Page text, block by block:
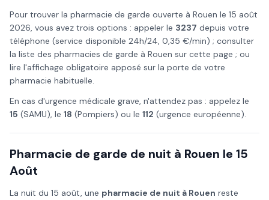
Pour trouver la pharmacie de garde ouverte à Rouen le 15 août
2026, vous avez trois options : appeler le 3237 depuis votre
téléphone (service disponible 24h/24, 0,35 €/min) ; consulter
la liste des pharmacies de garde à Rouen sur cette page ; ou
lire l'affichage obligatoire apposé sur la porte de votre
pharmacie habituelle.
En cas d'urgence médicale grave, n'attendez pas : appelez le
15 (SAMU), le 18 (Pompiers) ou le 112 (urgence européenne).
Pharmacie de garde de nuit à Rouen le 15
Août
La nuit du 15 août, une pharmacie de nuit à Rouen reste